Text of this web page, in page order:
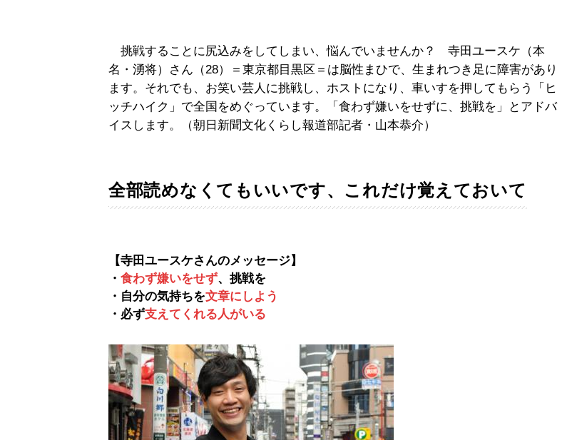
挑戦することに尻込みをしてしまい、悩んでいませんか？ 寺田ユースケ（本
名・湧将）さん（28）＝東京都目黒区＝は脳性まひで、生まれつき足に障害があり
ます。それでも、お笑い芸人に挑戦し、ホストになり、車いすを押してもらう「ヒ
ッチハイク」で全国をめぐっています。「食わず嫌いをせずに、挑戦を」とアドバ
イスします。（朝日新聞文化くらし報道部記者・山本恭介）
全部読めなくてもいいです、これだけ覚えておいて
【寺田ユースケさんのメッセージ】
・ 食わず嫌いをせず、挑戦を
・自分の気持ちを文章にしよう
・必ず支えてくれる人がいる